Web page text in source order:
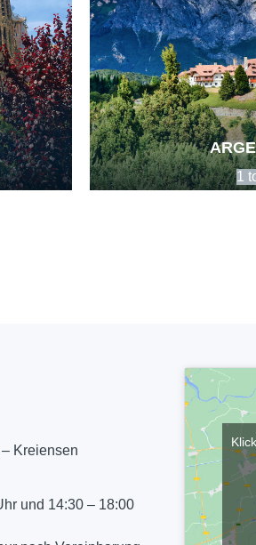
1
Kreiensen
und 14:30 – 18:00